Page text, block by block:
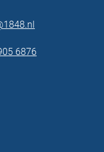
6876